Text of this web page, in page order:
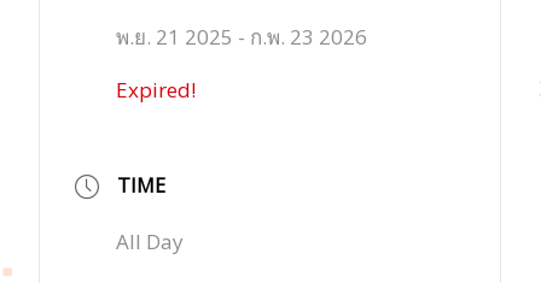
พ.ย. 21 2025 - ก.พ. 23 2026
Expired!
TIME
All Day